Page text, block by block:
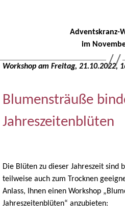
Adventskranz-
im
Workshop am Freitag, 21.10.2022,
Blumensträuße
Jahreszeitenblüten
Die Blüten zu dieser Jahreszeit sind
teilweise auch zum Trocknen
Anlass, Ihnen einen Workshop
Jahreszeitenblüten“ anzubieten: